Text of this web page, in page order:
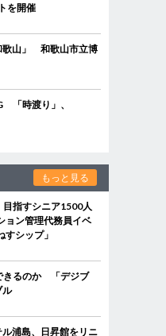
を開催
歌山」 和歌山市立博
「時渡り」、
もっと見る
目指すシニア1500人
ン管理代務員イベ
すシップ」
きるのか 「デジブ
ル
浦島、日昇館をリニ